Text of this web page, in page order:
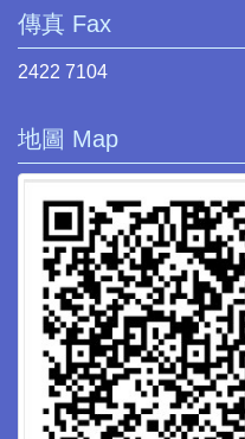
傳真 Fax
2422 7104
地圖 Map